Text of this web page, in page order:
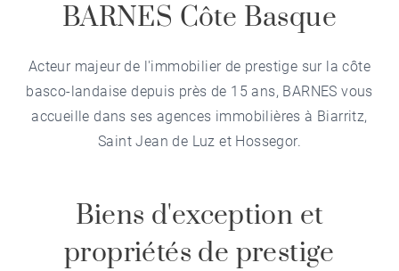
BARNES Côte Basque
Acteur majeur de l'immobilier de prestige sur la côte
basco-landaise depuis près de 15 ans, BARNES vous
accueille dans ses agences immobilières à Biarritz,
Saint Jean de Luz et Hossegor.
Biens d'exception et
propriétés de prestige